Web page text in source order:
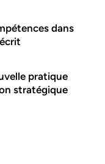
dans
pratique
stratégique